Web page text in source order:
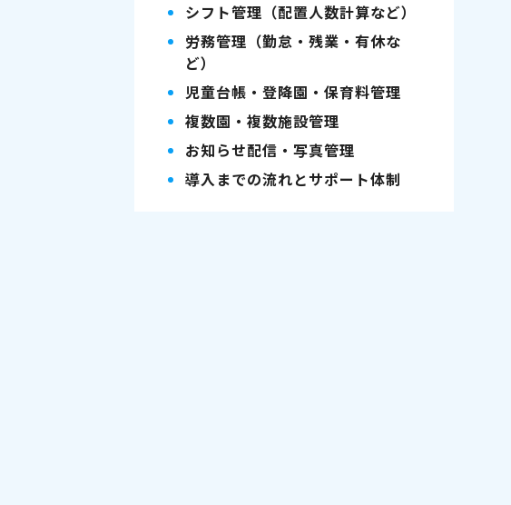
シフト管理（配置人数計算など）
労務管理（勤怠・残業・有休な
ど）
児童台帳・登降園・保育料管理
複数園・複数施設管理
お知らせ配信・写真管理
導入までの流れとサポート体制